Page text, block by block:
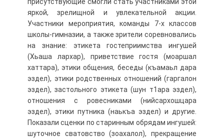
яркой, зрелищной и увлекательной акции.
Участники мероприятия, команды 7-х классов
школы-гимназии, а также зрители соревновались
на знание: этикета гостеприимства ингушей
(Хьаша лархар), приветствие гостя (моаршал
хаттара), этики общения, беседы (къамаьл дара
эздел), этики родственных отношений (гаргалон
эздел), застольного этикета (шун т1ара эздел),
отношения с ровесниками (нийсархошцара
эздел), этики путника (наькъа эздел) и другие.
Показали сценки по старинным обрядам ингушей:
шуточное сватовство (зоахалол), прекращение